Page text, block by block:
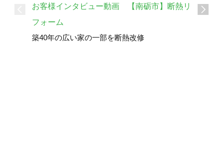
お客様インタビュー動画 【南砺市】断熱リ
フォーム
築40年の広い家の一部を断熱改修